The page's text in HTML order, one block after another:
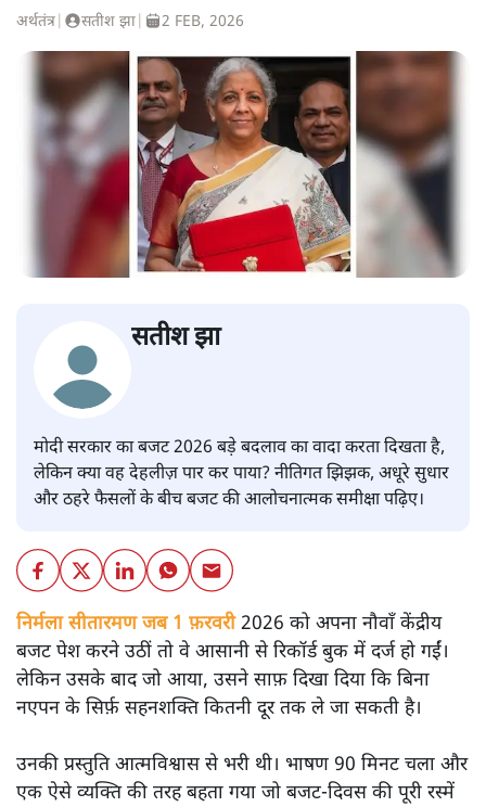
अर्थतंत्र सतीश झा 2 FEB, 2026
सतीश झा
मोदी सरकार का बजट 2026 बड़े बदलाव का वादा करता दिखता है,
लेकिन क्या वह देहलीज़ पार कर पाया? नीतिगत झिझक, अधूरे सुधार
और ठहरे फैसलों के बीच बजट की आलोचनात्मक समीक्षा पढ़िए।
निर्मला सीतारमण जब 1 फ़रवरी2026 को अपना नौवाँ केंद्रीय
बजट पेश करने उठीं तो वे आसानी से रिकॉर्ड बुक में दर्ज हो गईं।
लेकिन उसके बाद जो आया, उसने साफ़ दिखा दिया कि बिना
नएपन के सिर्फ़ सहनशक्ति कितनी दूर तक ले जा सकती है।
उनकी प्रस्तुति आत्मविश्वास से भरी थी। भाषण 90 मिनट चला और
एक ऐसे व्यक्ति की तरह बहता गया जो बजट‑दिवस की पूरी रस्में